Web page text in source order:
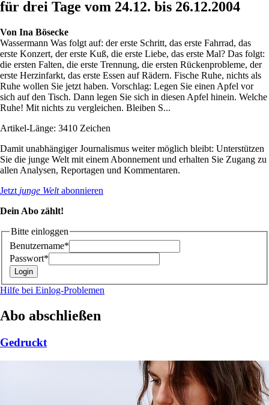
für drei Tage vom 24.12. bis 26.12.2004
Von Ina Bösecke
Wassermann Was folgt auf: der erste Schritt, das erste Fahrrad, das
erste Konzert, der erste Kuß, die erste Liebe, das erste Mal? Das folgt:
die ersten Falten, die erste Trennung, die ersten Rückenprobleme, der
erste Herzinfarkt, das erste Essen auf Rädern. Fische Ruhe, nichts als
Ruhe wollen Sie jetzt haben. Vorschlag: Legen Sie einen Apfel vor
sich auf den Tisch. Dann legen Sie sich in diesen Apfel hinein. Welche
Ruhe! Mit nichts zu vergleichen. Bleiben S...
Artikel-Länge: 3410 Zeichen
Damit unabhängiger Journalismus weiter möglich bleibt: Unterstützen
Sie die junge Welt mit einem Abonnement und erhalten Sie Zugang zu
allen Analysen, Reportagen und Kommentaren.
Jetzt junge Weltabonnieren
Dein Abo zählt!
Bitte einloggen
Benutzername*
Passwort*
Hilfe bei Einlog-Problemen
Abo abschließen
Gedruckt